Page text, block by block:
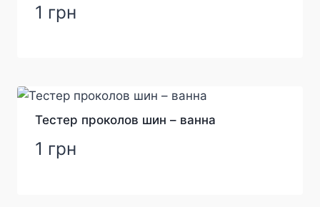
1 грн
Тестер проколов шин – ванна
1 грн